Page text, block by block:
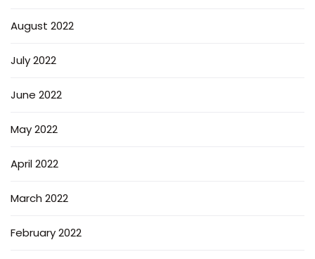
August 2022
July 2022
June 2022
May 2022
April 2022
March 2022
February 2022